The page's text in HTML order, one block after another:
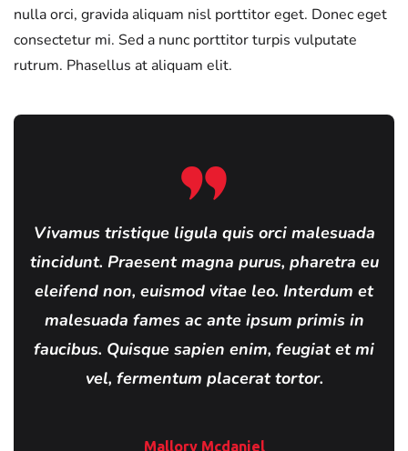
nulla orci, gravida aliquam nisl porttitor eget. Donec eget
consectetur mi. Sed a nunc porttitor turpis vulputate
rutrum. Phasellus at aliquam elit.
Vivamus tristique ligula quis orci malesuada
tincidunt. Praesent magna purus, pharetra eu
eleifend non, euismod vitae leo. Interdum et
malesuada fames ac ante ipsum primis in
faucibus. Quisque sapien enim, feugiat et mi
vel, fermentum placerat tortor.
Mallory Mcdaniel